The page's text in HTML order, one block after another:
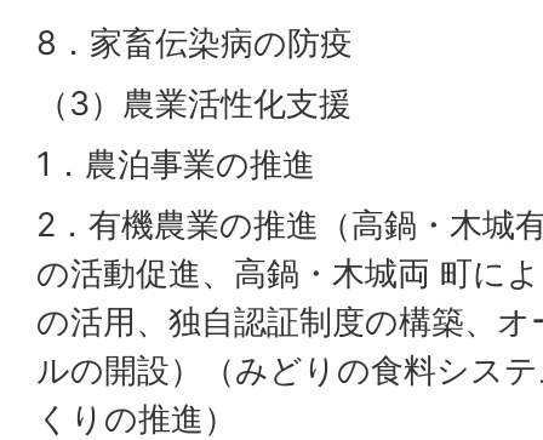
8．家畜伝染病の防疫
（3）農業活性化支援
1．農泊事業の推進
2．有機農業の推進（高鍋・木城
の活動促進、高鍋・木城両 町に
の活用、独自認証制度の構築、
ルの開設）（みどりの食料シス
くりの推進）